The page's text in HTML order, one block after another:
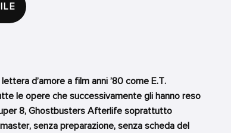
d’amore a film anni ’80 come E.T.
le opere che successivamente gli hanno reso
8, Ghostbusters Afterlife soprattutto
senza preparazione, senza scheda del